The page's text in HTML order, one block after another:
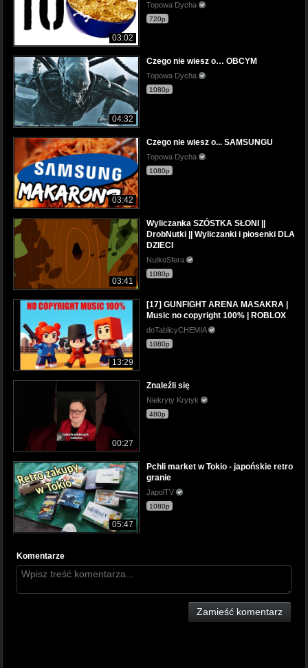
03:02
Topowa Dycha
720p
04:32
Czego nie wiesz o… OBCYM
Topowa Dycha
1080p
03:42
Czego nie wiesz o... SAMSUNGU
Topowa Dycha
1080p
03:41
Wyliczanka SZÓSTKA SŁONI ||
DrobNutki || Wyliczanki i piosenki DLA
DZIECI
NutkoSfera
1080p
13:29
[17] GUNFIGHT ARENA MASAKRA |
Music no copyright 100% | ROBLOX
doTablicyCHEMIA
1080p
00:27
Znaleźli się
Niekryty Krytyk
480p
05:47
Pchli market w Tokio - japońskie retro
granie
JapolTV
1080p
Komentarze
Zamieść komentarz